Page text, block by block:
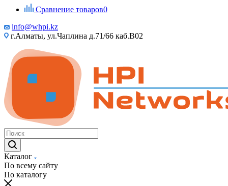
Сравнение товаров0
info@whpi.kz
г.Алматы, ул.Чаплина д.71/66 каб.B02
Каталог
По всему сайту
По каталогу